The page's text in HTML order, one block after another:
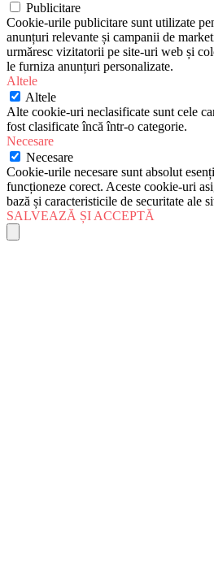
Publicitare
Cookie-urile publicitare sunt utilizate
anunțuri relevante și campanii de
urmăresc vizitatorii pe site-uri web și
le furniza anunțuri personalizate.
Altele
Altele
Alte cookie-uri neclasificate sunt cele
fost clasificate încă într-o categorie.
Necesare
Necesare
Cookie-urile necesare sunt absolut
funcționeze corect. Aceste cookie-uri
bază și caracteristicile de securitate ale
SALVEAZĂ ȘI ACCEPTĂ